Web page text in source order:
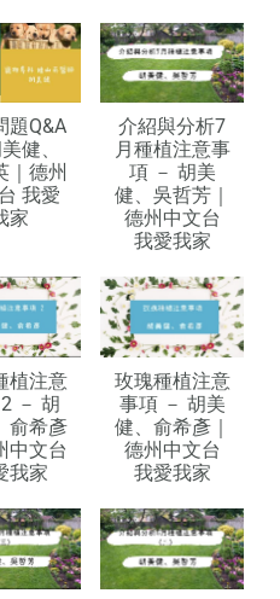
題Q&A
健、
｜德州
我愛
家
介紹與分析7
月種植注意事
項 － 胡美
健、吳哲芳｜
德州中文台
我愛我家
植注意
－ 胡
俞希彥
中文台
我家
玫瑰種植注意
事項 － 胡美
健、俞希彥｜
德州中文台
我愛我家